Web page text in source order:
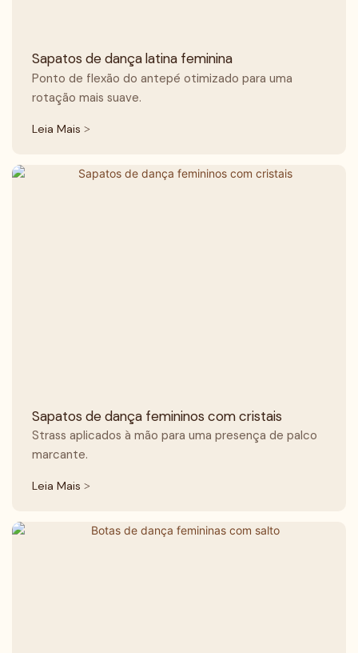
Sapatos de dança latina feminina
Ponto de flexão do antepé otimizado para uma
rotação mais suave.
Leia Mais >
Sapatos de dança femininos com cristais
Strass aplicados à mão para uma presença de palco
marcante.
Leia Mais >